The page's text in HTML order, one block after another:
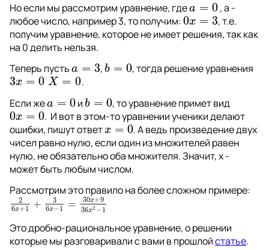
Но если мы рассмотрим уравнение, где a = 0
a=0
, а -
любое число, например 3, то получим: 0x = 3
0x=3
, т.е.
получим уравнение, которое не имеет решения, так как
на 0 делить нельзя.
Теперь пусть a = 3
a=3 , b = 0
b =0 , тогда решение уравнения
3x = 0
3x=0 X = 0
X= 0
.
Если же a = 0
a=0 и b = 0
b =0 , то уравнение примет вид
0x = 0
0x=0
.  И вот в этом-то уравнении ученики делают
ошибки, пишут ответ x = 0
x=0
. А ведь произведение двух
чисел равно нулю, если один из множителей равен
нулю, не обязательно оба множителя. Значит, x -
может быть любым числом.
Рассмотрим это правило на более сложном примере:
2
6x+1 +
3
6x−1 = 30x+9
36x2 −1
26x+1 +3 6x−1= 30 +936x2
Это дробно-рациональное уравнение, о решении
которые мы разговаривали с вами в прошлой статье.